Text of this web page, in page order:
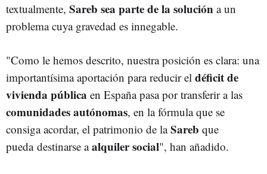
textualmente, Sareb sea parte de la solución a un
problema cuya gravedad es innegable.
"Como le hemos descrito, nuestra posición es clara: una
importantísima aportación para reducir el déficit de
vivienda pública en España pasa por transferir a las
comunidades autónomas, en la fórmula que se
consiga acordar, el patrimonio de laSareb que
pueda destinarse aalquiler social", han añadido.